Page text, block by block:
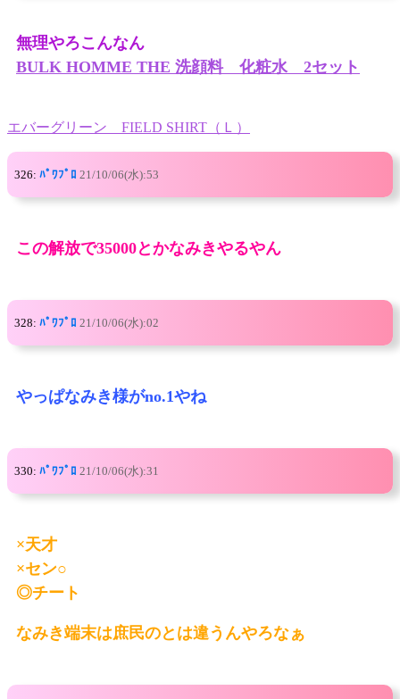
無理やろこんなん
BULK HOMME THE 洗顔料 化粧水 2セット
エバーグリーン FIELD SHIRT（Ｌ）
326: ﾊﾟﾜﾌﾟﾛ 21/10/06(水):53
この解放で35000とかなみきやるやん
328: ﾊﾟﾜﾌﾟﾛ 21/10/06(水):02
やっぱなみき様がno.1やね
330: ﾊﾟﾜﾌﾟﾛ 21/10/06(水):31
×天才
×セン○
◎チート
なみき端末は庶民のとは違うんやろなぁ